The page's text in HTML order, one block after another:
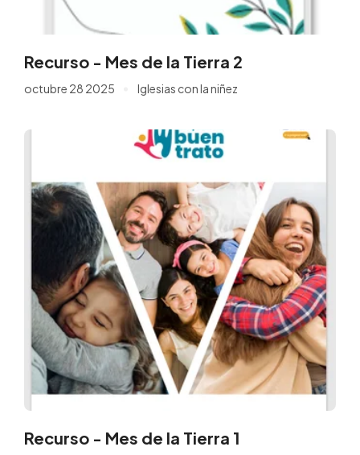
Recurso - Mes de la Tierra 2
octubre 28 2025 Iglesias con la niñez
Recurso - Mes de la Tierra 1